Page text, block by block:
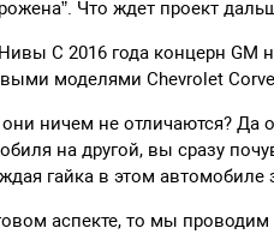
Что ждет проект
С 2016 года концерн GM
моделями Chevrolet
ничем не отличаются?
на другой, вы сразу
гайка в этом
аспекте, то мы